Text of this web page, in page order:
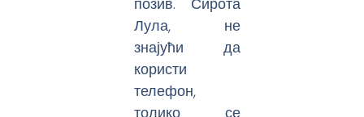
Лула, не
знајући да
користи
телефон,
толико се